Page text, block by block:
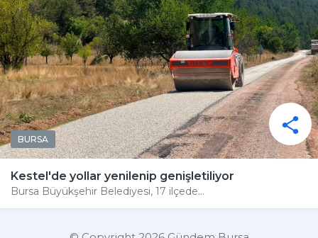
BURSA
Kestel'de yollar yenilenip genişletiliyor
Bursa Büyükşehir Belediyesi, 17 ilçede...